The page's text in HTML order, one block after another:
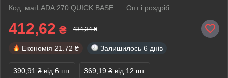
Код: магLADA 270 QUICK BASE
Опт і роздріб
412,62 ₴ 434,34 ₴
Економія 21.72 ₴ Залишилось 6 днів
390,91 ₴ від 6 шт. 369,19 ₴ від 12 шт.